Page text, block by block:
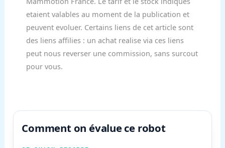
etaient valables au moment de la publication et
peuvent evoluer. Certains liens de cet article sont
des liens affilies : un achat realise via ces liens
peut nous reverser une commission, sans surcout
pour vous.
Comment on évalue ce robot